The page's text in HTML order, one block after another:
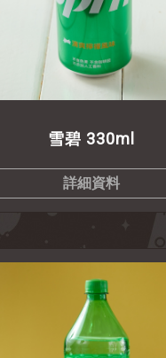
雪碧 330ml
詳細資料